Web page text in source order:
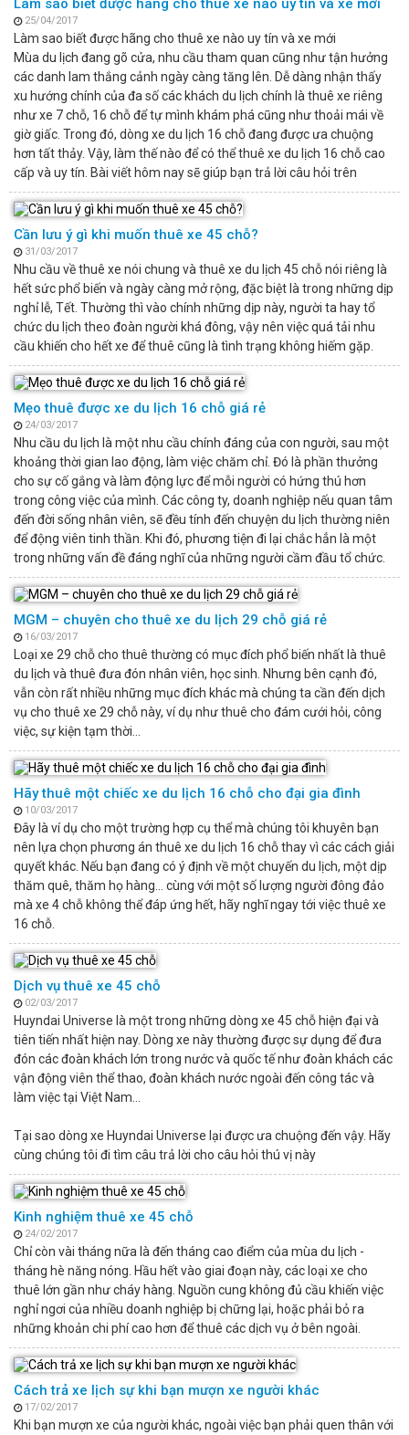
Làm sao biết được hãng cho thuê xe nào uy tín và xe mới
25/04/2017
Làm sao biết được hãng cho thuê xe nào uy tín và xe mới
Mùa du lịch đang gõ cửa, nhu cầu tham quan cũng như tận hưởng
các danh lam thắng cảnh ngày càng tăng lên. Dễ dàng nhận thấy
xu hướng chính của đa số các khách du lịch chính là thuê xe riêng
như xe 7 chỗ, 16 chỗ để tự mình khám phá cũng như thoải mái về
giờ giấc. Trong đó, dòng xe du lịch 16 chỗ đang được ưa chuộng
hơn tất thảy. Vậy, làm thế nào để có thể thuê xe du lịch 16 chỗ cao
cấp và uy tín. Bài viết hôm nay sẽ giúp bạn trả lời câu hỏi trên
Cần lưu ý gì khi muốn thuê xe 45 chỗ?
31/03/2017
Nhu cầu về thuê xe nói chung và thuê xe du lịch 45 chỗ nói riêng là
hết sức phổ biến và ngày càng mở rộng, đặc biệt là trong những dịp
nghỉ lễ, Tết. Thường thì vào chính những dịp này, người ta hay tổ
chức du lịch theo đoàn người khá đông, vậy nên việc quá tải nhu
cầu khiến cho hết xe để thuê cũng là tình trạng không hiếm gặp.
Mẹo thuê được xe du lịch 16 chỗ giá rẻ
24/03/2017
Nhu cầu du lịch là một nhu cầu chính đáng của con người, sau một
khoảng thời gian lao động, làm việc chăm chỉ. Đó là phần thưởng
cho sự cố gắng và làm động lực để mỗi người có hứng thú hơn
trong công việc của mình. Các công ty, doanh nghiệp nếu quan tâm
đến đời sống nhân viên, sẽ đều tính đến chuyện du lịch thường niên
để động viên tinh thần. Khi đó, phương tiện đi lại chắc hẳn là một
trong những vấn đề đáng nghĩ của những người cầm đầu tổ chức.
MGM – chuyên cho thuê xe du lịch 29 chỗ giá rẻ
16/03/2017
Loại xe 29 chỗ cho thuê thường có mục đích phổ biến nhất là thuê
du lịch và thuê đưa đón nhân viên, học sinh. Nhưng bên cạnh đó,
vẫn còn rất nhiều những mục đích khác mà chúng ta cần đến dịch
vụ cho thuê xe 29 chỗ này, ví dụ như thuê cho đám cưới hỏi, công
việc, sự kiện tạm thời…
Hãy thuê một chiếc xe du lịch 16 chỗ cho đại gia đình
10/03/2017
Đây là ví dụ cho một trường hợp cụ thể mà chúng tôi khuyên bạn
nên lựa chọn phương án thuê xe du lịch 16 chỗ thay vì các cách giải
quyết khác. Nếu bạn đang có ý định về một chuyến du lịch, một dịp
thăm quê, thăm họ hàng… cùng với một số lượng người đông đảo
mà xe 4 chỗ không thể đáp ứng hết, hãy nghĩ ngay tới việc thuê xe
16 chỗ.
Dịch vụ thuê xe 45 chỗ
02/03/2017
Huyndai Universe là một trong những dòng xe 45 chỗ hiện đại và
tiên tiến nhất hiện nay. Dòng xe này thường được sự dụng để đưa
đón các đoàn khách lớn trong nước và quốc tế như đoàn khách các
vận động viên thể thao, đoàn khách nước ngoài đến công tác và
làm việc tại Việt Nam…
Tại sao dòng xe Huyndai Universe lại được ưa chuộng đến vậy. Hãy
cùng chúng tôi đi tìm câu trả lời cho câu hỏi thú vị này
Kinh nghiệm thuê xe 45 chỗ
24/02/2017
Chỉ còn vài tháng nữa là đến tháng cao điểm của mùa du lịch -
tháng hè năng nóng. Hầu hết vào giai đoạn này, các loại xe cho
thuê lớn gần như cháy hàng. Nguồn cung không đủ cầu khiến việc
nghỉ ngơi của nhiều doanh nghiệp bị chững lại, hoặc phải bỏ ra
những khoản chi phí cao hơn để thuê các dịch vụ ở bên ngoài.
Cách trả xe lịch sự khi bạn mượn xe người khác
17/02/2017
Khi bạn mượn xe của người khác, ngoài việc bạn phải quen thân với